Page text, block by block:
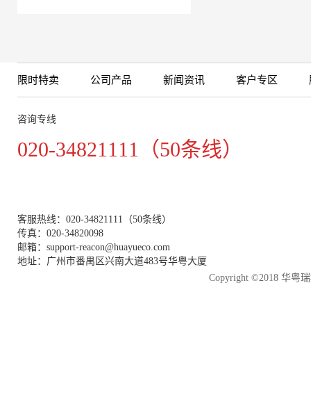
细胞培养瓶
More
限时特卖 公司产品 新闻资讯 客户专区
咨询专线
020-34821111（50条线）
客服热线：020-34821111（50条线）
传真：020-34820098
邮箱：support-reacon@huayueco.com
地址：广州市番禺区兴南大道483号华粤大厦
Copyright ©2018 华粤